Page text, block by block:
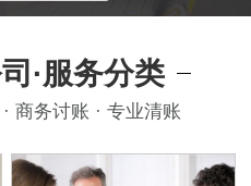
·服务分类
商务讨账 · 专业清账